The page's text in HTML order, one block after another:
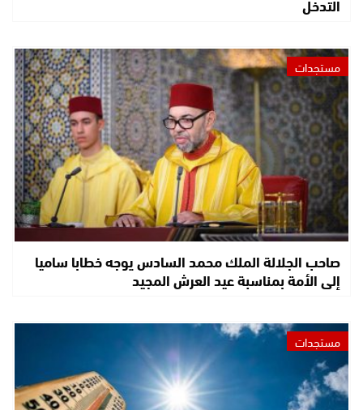
مستجدات
صاحب الجلالة الملك محمد السادس يوجه خطابا ساميا
إلى الأمة بمناسبة عيد العرش المجيد
مستجدات